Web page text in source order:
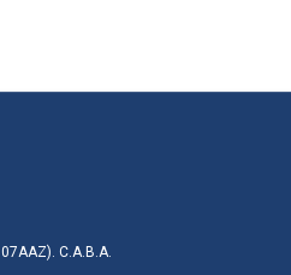
C.A.B.A.